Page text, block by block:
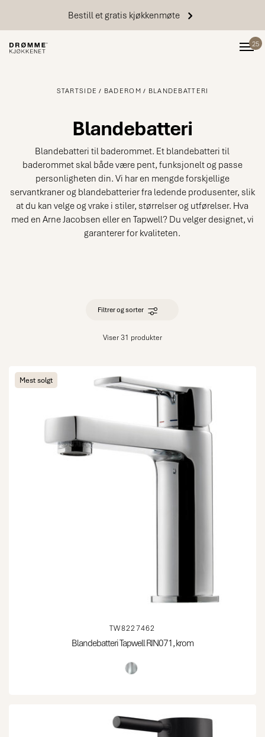
Bestill et gratis kjøkkenmøte
25
STARTSIDE BADEROM BLANDEBATTERI
Blandebatteri
Blandebatteri til baderommet. Et blandebatteri til
baderommet skal både være pent, funksjonelt og passe
personligheten din. Vi har en mengde forskjellige
servantkraner og blandebatterier fra ledende produsenter, slik
at du kan velge og vrake i stiler, størrelser og utførelser. Hva
med en Arne Jacobsen eller en Tapwell? Du velger designet, vi
garanterer for kvaliteten.
Filtrer og sorter
Viser 31 produkter
Mest solgt
TW8227462
Blandebatteri Tapwell RIN071, krom